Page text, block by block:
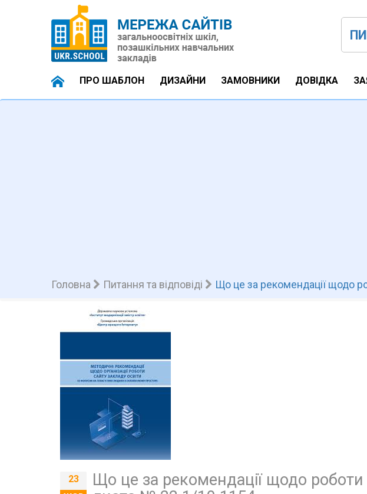
ПРО ШАБЛОН ДИЗАЙНИ ЗАМОВНИКИ ДОВІДКА
Головна Питання та відповіді Що це за рекомендації щодо
23
Що це за рекомендації щодо роботи